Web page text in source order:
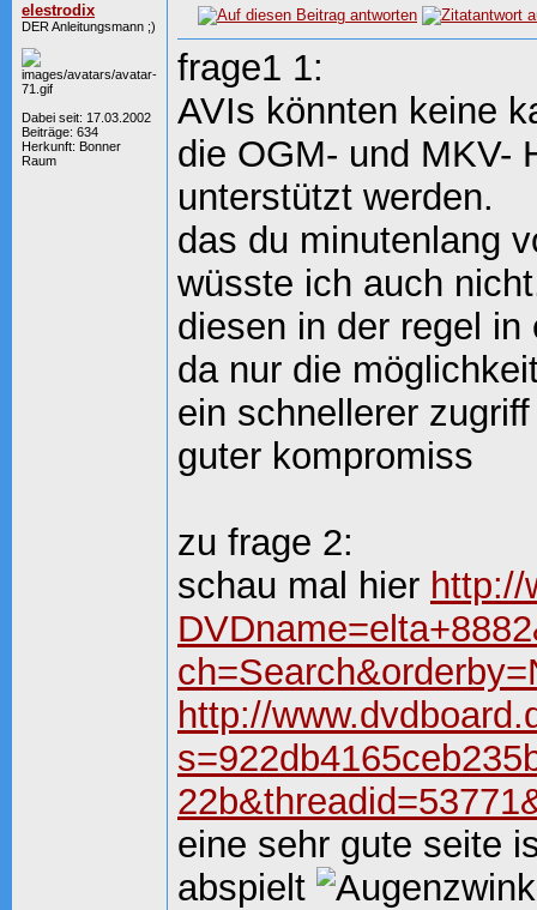
elestrodix
DER Anleitungsmann ;)
Dabei seit: 17.03.2002
Beiträge: 634
Herkunft: Bonner
Raum
frage1 1:
AVIs könnten keine
die OGM- und MKV-
unterstützt werden.
das du minutenlang
wüsste ich auch
diesen in der regel
da nur die
ein schnellerer
guter kompromiss
zu frage 2:
schau mal hier http://
http://
eine sehr gute seite
abspielt